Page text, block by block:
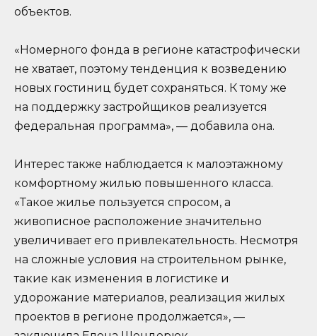
объектов.
«Номерного фонда в регионе катастрофически
не хватает, поэтому тенденция к возведению
новых гостиниц будет сохраняться. К тому же
на поддержку застройщиков реализуется
федеральная программа», — добавила она.
Интерес также наблюдается к малоэтажному
комфортному жилью повышенного класса.
«Такое жилье пользуется спросом, а
живописное расположение значительно
увеличивает его привлекательность. Несмотря
на сложные условия на строительном рынке,
такие как изменения в логистике и
удорожание материалов, реализация жилых
проектов в регионе продолжается», —